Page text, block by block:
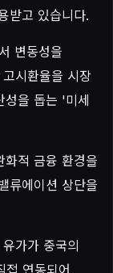
받고 있습니다.
변동성을
시환율을 시장
성을 돕는 '미세
화적 금융 환경을
류에이션 상단을
가가 중국의